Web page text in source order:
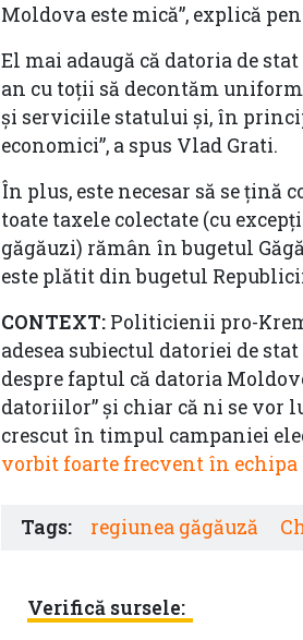
Moldova este mică”, explică
El mai adaugă că datoria de
an cu toții să decontăm
și serviciile statului și, în
economici”, a spus Vlad Grati.
În plus, este necesar să se țină
toate taxele colectate (cu
găgăuzi) rămân în bugetul
este plătit din bugetul
CONTEXT: Politicienii pro-
adesea subiectul datoriei de
despre faptul că datoria
datoriilor” și chiar că ni se
crescut în timpul campaniei
vorbit foarte frecvent în
Tags: regiunea găgăuză
Verifică sursele: